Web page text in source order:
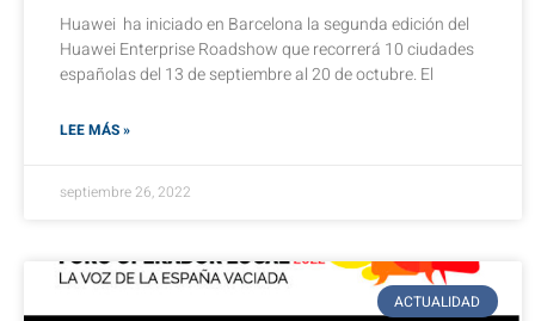
Huawei ha iniciado en Barcelona la segunda edición del
Huawei Enterprise Roadshow que recorrerá 10 ciudades
españolas del 13 de septiembre al 20 de octubre. El
LEE MÁS »
septiembre 26, 2022
ACTUALIDAD